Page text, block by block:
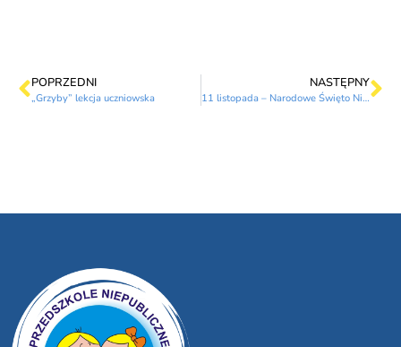
POPRZEDNI
„Grzyby” lekcja uczniowska
NASTĘPNY
11 listopada – Narodowe Święto Niepodległości